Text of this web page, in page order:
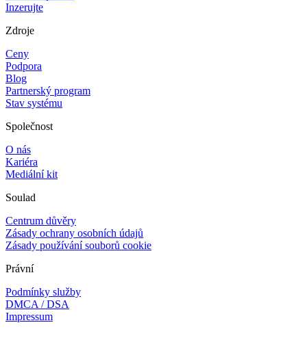
Inzerujte
Zdroje
Ceny
Podpora
Blog
Partnerský program
Stav systému
Společnost
O nás
Kariéra
Mediální kit
Soulad
Centrum důvěry
Zásady ochrany osobních údajů
Zásady používání souborů cookie
Právní
Podmínky služby
DMCA / DSA
Impressum